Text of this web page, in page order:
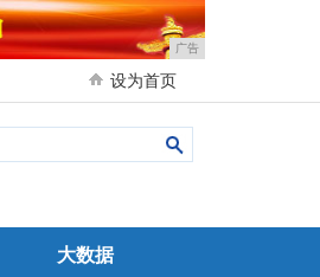
广告
设为首页
大数据